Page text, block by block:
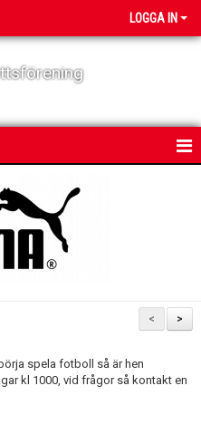
LOGGA IN
>
<
spela fotboll så är hen
kl 1000, vid frågor så kontakt en